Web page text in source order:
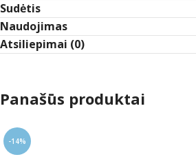
Sudėtis
Naudojimas
Atsiliepimai (0)
Panašūs produktai
-14%